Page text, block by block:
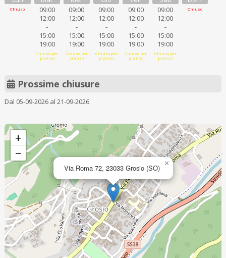
Chiuso
09:00
12:00
-
15:00
19:00
Chiuso per
pranzo
09:00
12:00
-
15:00
19:00
Chiuso per
pranzo
09:00
12:00
-
15:00
19:00
Chiuso per
pranzo
09:00
12:00
-
15:00
19:00
Chiuso per
pranzo
09:00
12:00
-
15:00
19:00
Chiuso per
pranzo
Chiuso
Prossime chiusure
Dal 05-09-2026 al 21-09-2026
Via Roma 72, 23033 Grosio (SO) ×
+
−